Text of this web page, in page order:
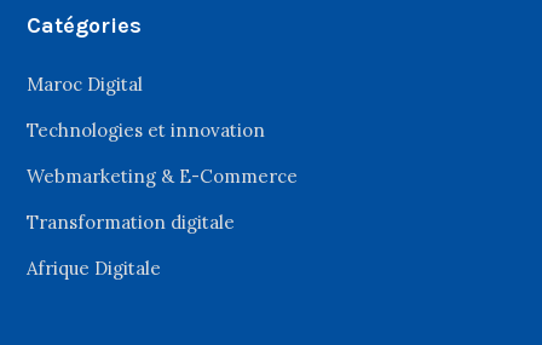
Catégories
Maroc Digital
Technologies et innovation
Webmarketing & E-Commerce
Transformation digitale
Afrique Digitale